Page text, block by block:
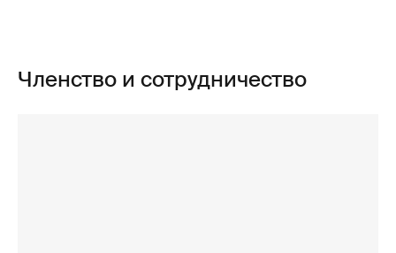
Членство и сотрудничество